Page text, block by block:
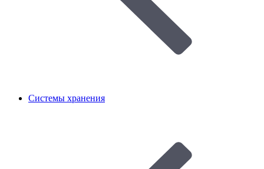
Системы хранения